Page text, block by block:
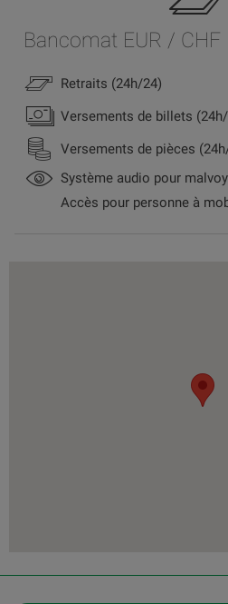
Bancomat EUR / CHF
Retraits (24h/24)
Versements de billets
Versements de pièces
Système audio pour
Accès pour personne à